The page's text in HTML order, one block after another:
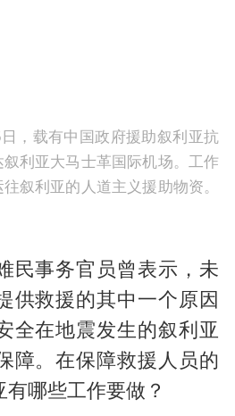
，载有中国政府援助叙利亚抗
利亚大马士革国际机场。工作
叙利亚的人道主义援助物资。
民事务官员曾表示，未
供救援的其中一个原因
全在地震发生的叙利亚
障。在保障救援人员的
哪些工作要做？